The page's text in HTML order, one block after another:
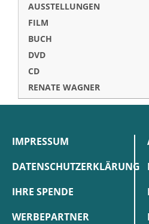
AUSSTELLUNGEN
FILM
BUCH
DVD
CD
RENATE WAGNER
IMPRESSUM
DATENSCHUTZERKLÄRUNG
IHRE SPENDE
WERBEPARTNER